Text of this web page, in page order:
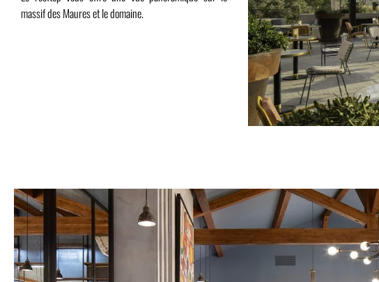
massif des Maures et le domaine.